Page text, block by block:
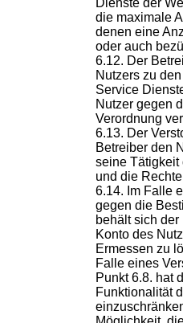
Dienste der
die maximale
denen eine
oder auch
Der
Nutzers zu
Service
Nutzer gegen
Verordnung
Der
Betreiber den
seine Tätigkeit
und die
Im Falle
gegen die
behält sich
Konto des
Ermessen zu
Falle eines
Punkt 6.8. hat
Funktionalität